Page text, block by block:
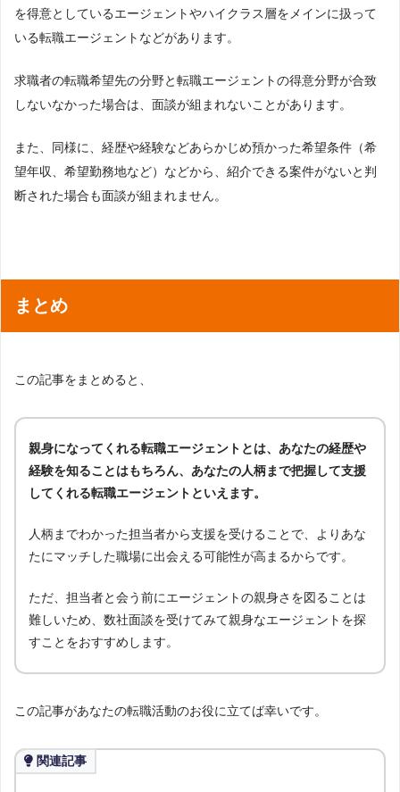
を得意としているエージェントやハイクラス層をメインに扱って
いる転職エージェントなどがあります。
求職者の転職希望先の分野と転職エージェントの得意分野が合致
しないなかった場合は、面談が組まれないことがあります。
また、同様に、経歴や経験などあらかじめ預かった希望条件（希
望年収、希望勤務地など）などから、紹介できる案件がないと判
断された場合も面談が組まれません。
まとめ
この記事をまとめると、
親身になってくれる転職エージェントとは、あなたの経歴や
経験を知ることはもちろん、あなたの人柄まで把握して支援
してくれる転職エージェントといえます。
人柄までわかった担当者から支援を受けることで、よりあな
たにマッチした職場に出会える可能性が高まるからです。
ただ、担当者と会う前にエージェントの親身さを図ることは
難しいため、数社面談を受けてみて親身なエージェントを探
すことをおすすめします。
この記事があなたの転職活動のお役に立てば幸いです。
関連記事